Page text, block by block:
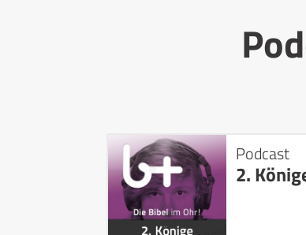
Podcast
2.